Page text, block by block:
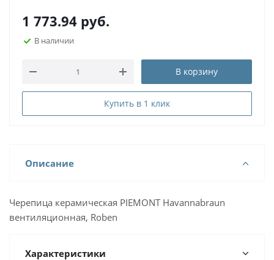
1 773.94 руб.
В наличии
В корзину
Купить в 1 клик
Описание
Черепица керамическая PIEMONT Нavannabraun
вентиляционная, Roben
Характеристики